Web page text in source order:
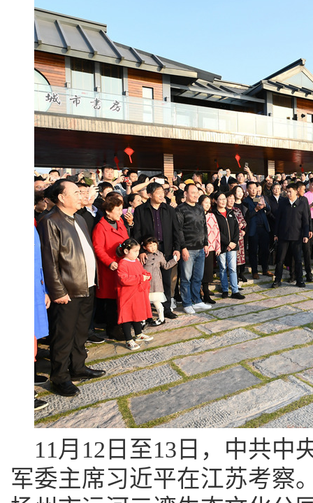
11月12日至13日，中共中
军委主席习近平在江苏考察